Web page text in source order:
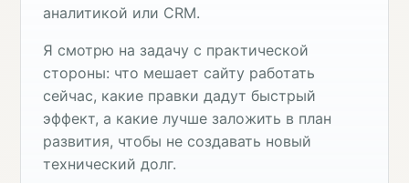
аналитикой или CRM.
Я смотрю на задачу с практической
стороны: что мешает сайту работать
сейчас, какие правки дадут быстрый
эффект, а какие лучше заложить в план
развития, чтобы не создавать новый
технический долг.